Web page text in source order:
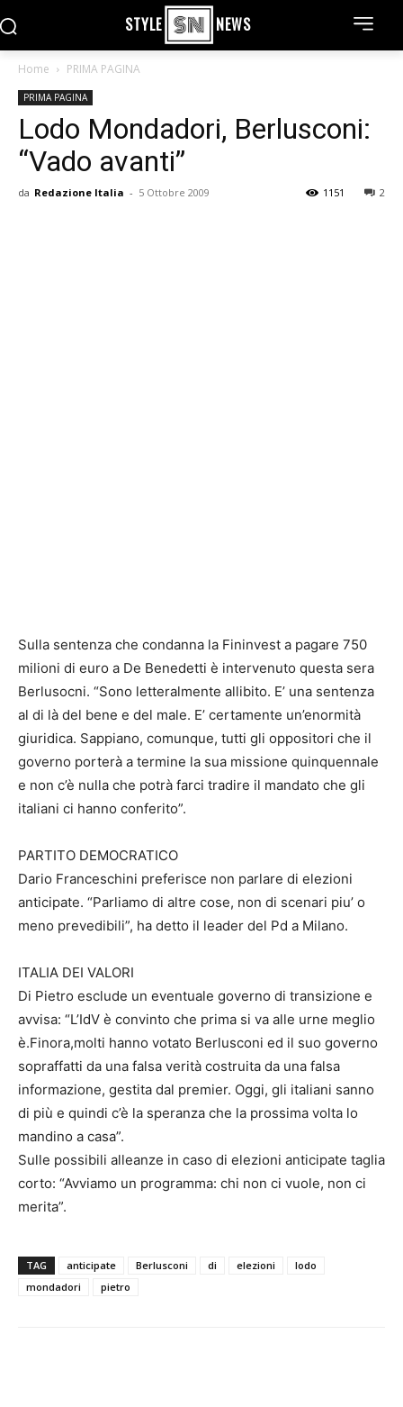
STYLE NEWS
Home PRIMA PAGINA
PRIMA PAGINA
Lodo Mondadori, Berlusconi:
“Vado avanti”
da Redazione Italia - 5 Ottobre 2009 2
1151
Sulla sentenza che condanna la Fininvest a pagare 750
milioni di euro a De Benedetti è intervenuto questa sera
Berlusocni. “Sono letteralmente allibito. E’ una sentenza
al di là del bene e del male. E’ certamente un’enormità
giuridica. Sappiano, comunque, tutti gli oppositori che il
governo porterà a termine la sua missione quinquennale
e non c’è nulla che potrà farci tradire il mandato che gli
italiani ci hanno conferito”.
PARTITO DEMOCRATICO
Dario Franceschini preferisce non parlare di elezioni
anticipate. “Parliamo di altre cose, non di scenari piu’ o
meno prevedibili”, ha detto il leader del Pd a Milano.
ITALIA DEI VALORI
Di Pietro esclude un eventuale governo di transizione e
avvisa: “L’IdV è convinto che prima si va alle urne meglio
è.Finora,molti hanno votato Berlusconi ed il suo governo
sopraffatti da una falsa verità costruita da una falsa
informazione, gestita dal premier. Oggi, gli italiani sanno
di più e quindi c’è la speranza che la prossima volta lo
mandino a casa”.
Sulle possibili alleanze in caso di elezioni anticipate taglia
corto: “Avviamo un programma: chi non ci vuole, non ci
merita”.
TAG anticipate Berlusconi di elezioni
lodo
mondadori
pietro